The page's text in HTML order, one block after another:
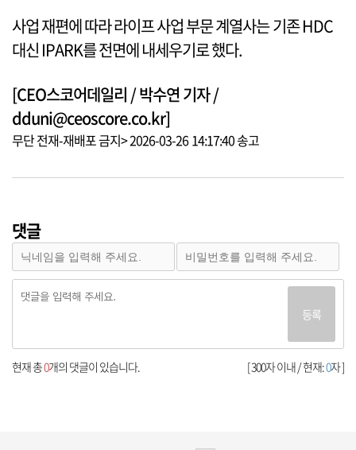
사업 재편에 따라 라이프 사업 부문 계열사는 기존 HDC
대신 IPARK를 전면에 내세우기로 했다.
[CEO스코어데일리 / 박수연 기자 /
dduni@ceoscore.co.kr]
무단 전재-재배포 금지> 2026-03-26 14:17:40 송고
댓글
등록
[ 300자 이내 / 현재:0자 ]
현재 총0개의 댓글이 있습니다.